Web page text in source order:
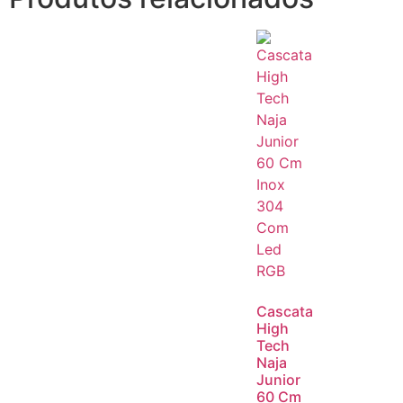
Cascata
High
Tech
Naja
Junior
60 Cm